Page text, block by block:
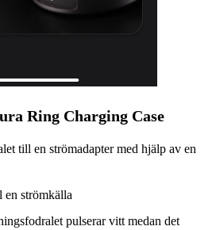
Ring Charging Case
till en strömadapter med hjälp av en
en strömkälla
pulserar vitt medan det